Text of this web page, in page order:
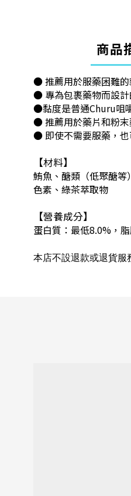
商品
● 推薦用於服藥困難
● 專為包裹藥物而設計
●黏度是普通Churu咀
● 推薦用於藥片和粉
● 即使不需要服藥，
【材料】
鮪魚、醣類（低聚醣
色素、綠茶萃取物
【營養成分】
蛋白質：最低8.0%，
本店不設退款或退貨服